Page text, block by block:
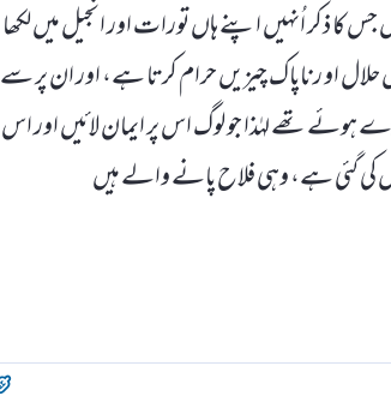
ذکر اُنہیں اپنے ہاں تورات اور انجیل میں لکھا
او ر ناپاک چیزیں حرام کرتا ہے، اور ان پر سے
ہوئے تھے لہٰذا جو لوگ اس پر ایمان لائیں اور اس
کی گئی ہے، وہی فلاح پانے والے ہیں